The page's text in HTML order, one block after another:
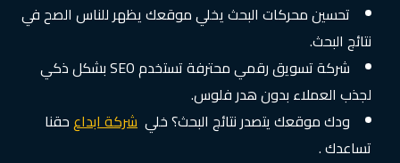
تحسين محركات البحث يخلي موقعك يظهر للناس الصح في
نتائج البحث.
شركة تسويق رقمي محترفة تستخدم SEO بشكل ذكي
لجذب العملاء بدون هدر فلوس.
ودك موقعك يتصدر نتائج البحث؟ خلي شركة ابداعحقنا
تساعدك .